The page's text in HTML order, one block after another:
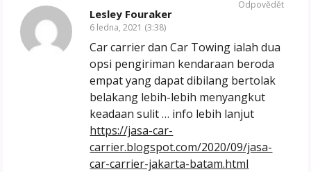
Lesley Fouraker
6 ledna, 2021 (3:38)
Car carrier dan Car Towing ialah dua
opsi pengiriman kendaraan beroda
empat yang dapat dibilang bertolak
belakang lebih-lebih menyangkut
keadaan sulit … info lebih lanjut
https://jasa-car-
carrier.blogspot.com/2020/09/jasa-
car-carrier-jakarta-batam.html
Odpovědět